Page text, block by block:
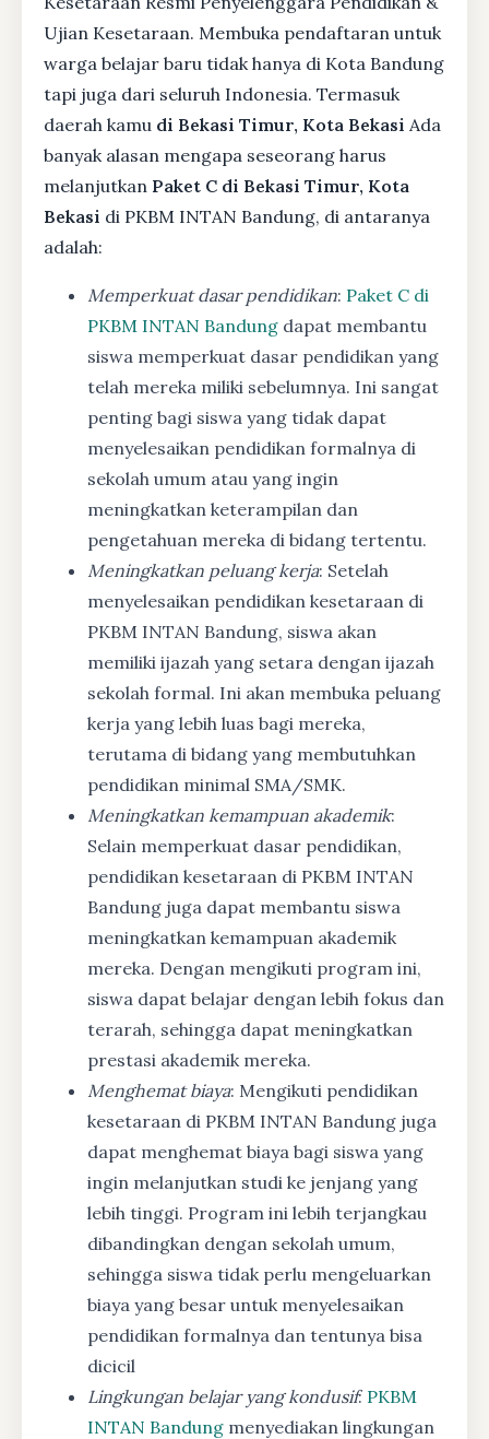
Ujian Kesetaraan. Membuka pendaftaran untuk
warga belajar baru tidak hanya di Kota Bandung
tapi juga dari seluruh Indonesia. Termasuk
daerah kamu di Bekasi Timur, Kota Bekasi Ada
banyak alasan mengapa seseorang harus
melanjutkan Paket C di Bekasi Timur, Kota
Bekasi di PKBM INTAN Bandung, di antaranya
adalah:
Memperkuat dasar pendidikan: Paket C di
PKBM INTAN Bandung dapat membantu
siswa memperkuat dasar pendidikan yang
telah mereka miliki sebelumnya. Ini sangat
penting bagi siswa yang tidak dapat
menyelesaikan pendidikan formalnya di
sekolah umum atau yang ingin
meningkatkan keterampilan dan
pengetahuan mereka di bidang tertentu.
Meningkatkan peluang kerja: Setelah
menyelesaikan pendidikan kesetaraan di
PKBM INTAN Bandung, siswa akan
memiliki ijazah yang setara dengan ijazah
sekolah formal. Ini akan membuka peluang
kerja yang lebih luas bagi mereka,
terutama di bidang yang membutuhkan
pendidikan minimal SMA/SMK.
Meningkatkan kemampuan akademik:
Selain memperkuat dasar pendidikan,
pendidikan kesetaraan di PKBM INTAN
Bandung juga dapat membantu siswa
meningkatkan kemampuan akademik
mereka. Dengan mengikuti program ini,
siswa dapat belajar dengan lebih fokus dan
terarah, sehingga dapat meningkatkan
prestasi akademik mereka.
Menghemat biaya: Mengikuti pendidikan
kesetaraan di PKBM INTAN Bandung juga
dapat menghemat biaya bagi siswa yang
ingin melanjutkan studi ke jenjang yang
lebih tinggi. Program ini lebih terjangkau
dibandingkan dengan sekolah umum,
sehingga siswa tidak perlu mengeluarkan
biaya yang besar untuk menyelesaikan
pendidikan formalnya dan tentunya bisa
dicicil
Lingkungan belajar yang kondusif: PKBM
INTAN Bandung menyediakan lingkungan